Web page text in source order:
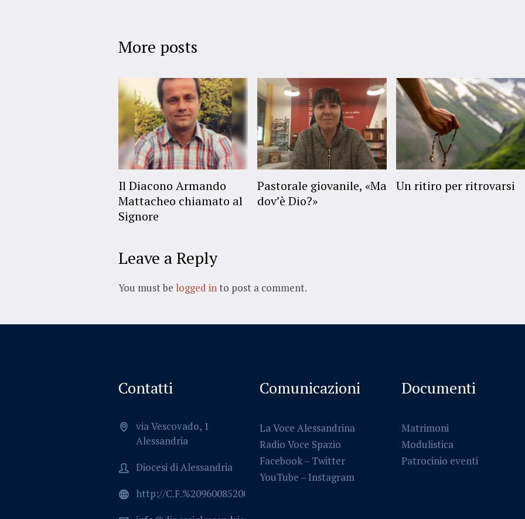
More posts
Il Diacono Armando
Mattacheo chiamato al
Signore
Pastorale giovanile, «Ma
dov’è Dio?»
Un ritiro per ritrovarsi
Leave a Reply
You must be logged into post a comment.
Contatti
via Vescovado, 1
Alessandria
Diocesi di Alessandria
http://C.F.%2096008520064
Comunicazioni
La Voce Alessandrina
Radio Voce Spazio
Facebook– Twitter
YouTube – Instagram
Documenti
Matrimoni
Modulistica
Patrocinio eventi